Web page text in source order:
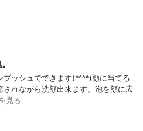
プッシュでできます(*^^*)顔に当てる
されながら洗顔出来ます。泡を顔に広
見る